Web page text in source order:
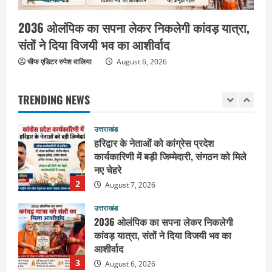
2036 ओलंपिक का सपना लेकर निकलेगी कांवड़ यात्रा,
संतों ने दिया विजयी भव का आशीर्वाद
चीफ एडिटर रुपेश वालिया August 6, 2026
TRENDING NEWS
5
साथ ले गए यति नरसिंहानंद गिरी
August 5, 2026
1
उत्तराखंड
पूर्व कैबिनेट मंत्री स्वामी यतीश्वरानंद ने
यतिश्वरानन्द
August 8, 2026
2
उत्तराखंड
हरिद्वार के नेताओं को कांग्रेस प्रदेश
कार्यकारिणी में बड़ी जिम्मेदारी, संगठन को मिले
नए चेहरे
August 7, 2026
3
उत्तराखंड
2036 ओलंपिक का सपना लेकर निकलेगी
कांवड़ यात्रा, संतों ने दिया विजयी भव का
आशीर्वाद
August 6, 2026